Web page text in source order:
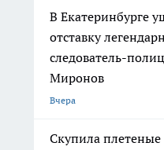
В Екатеринбурге
отставку
следователь-
Миронов
Вчера
Скупила